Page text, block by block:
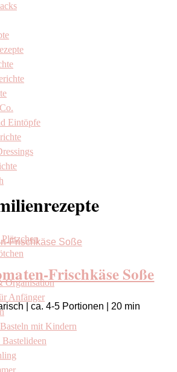
Eintöpfe
Organisation
Anfänger
mit Kindern
Frischkäse Soße
| ca. 4-5 Portionen | 20 min